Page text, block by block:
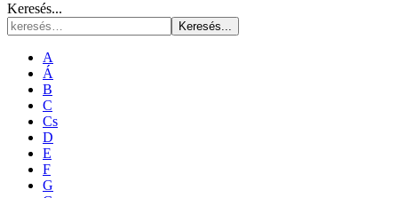
Keresés...
Keresés...
A
Á
B
C
Cs
D
E
F
G